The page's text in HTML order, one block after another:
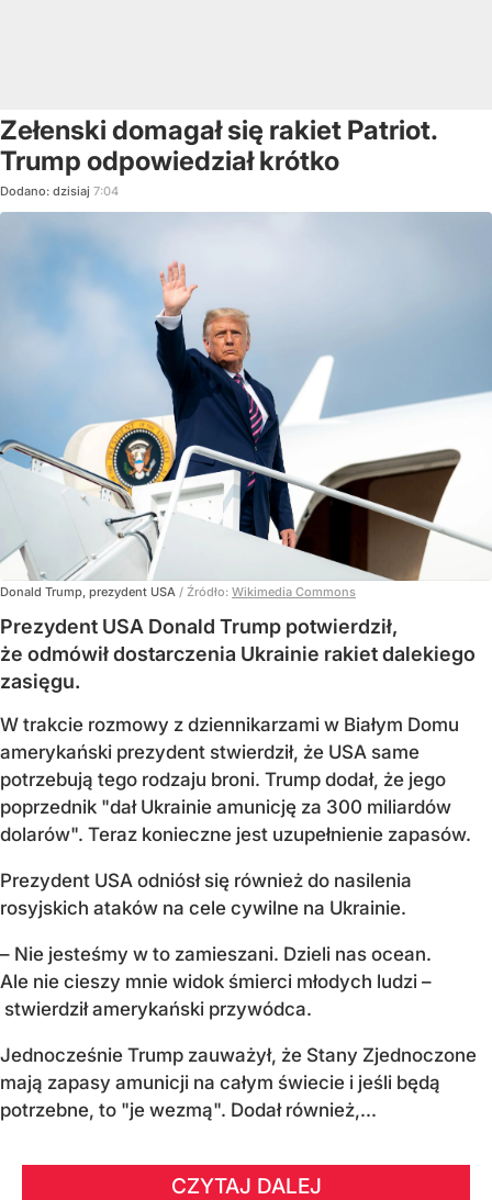
Zełenski domagał się rakiet Patriot.
Trump odpowiedział krótko
Dodano: dzisiaj 7:04
Donald Trump, prezydent USA / Źródło: Wikimedia Commons
Prezydent USA Donald Trump potwierdził,
że odmówił dostarczenia Ukrainie rakiet dalekiego
zasięgu.
W trakcie rozmowy z dziennikarzami w Białym Domu
amerykański prezydent stwierdził, że USA same
potrzebują tego rodzaju broni. Trump dodał, że jego
poprzednik "dał Ukrainie amunicję za 300 miliardów
dolarów". Teraz konieczne jest uzupełnienie zapasów.
Prezydent USA odniósł się również do nasilenia
rosyjskich ataków na cele cywilne na Ukrainie.
– Nie jesteśmy w to zamieszani. Dzieli nas ocean.
Ale nie cieszy mnie widok śmierci młodych ludzi –
stwierdził amerykański przywódca.
Jednocześnie Trump zauważył, że Stany Zjednoczone
mają zapasy amunicji na całym świecie i jeśli będą
potrzebne, to "je wezmą". Dodał również,...
CZYTAJ DALEJ